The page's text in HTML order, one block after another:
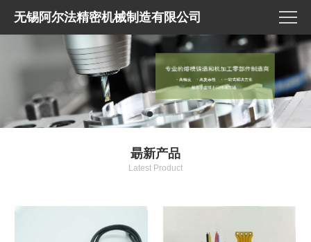
无锡阿尔法精密机械制造有限公司
朂新产品
Latest Product